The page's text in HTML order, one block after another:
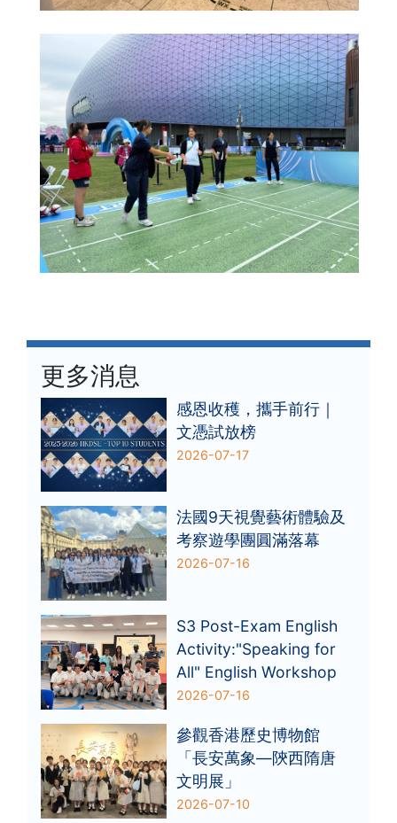
更多消息
感恩收穫，攜手前行｜
文憑試放榜
2026-07-17
法國9天視覺藝術體驗及
考察遊學團圓滿落幕
2026-07-16
S3 Post-Exam English
Activity:"Speaking for
All" English Workshop
2026-07-16
參觀香港歷史博物館
「長安萬象—陝西隋唐
文明展」
2026-07-10